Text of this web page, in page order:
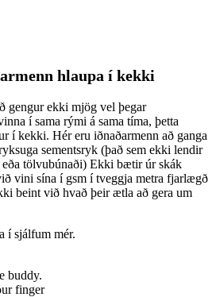
hlaupa í kekki
gengur ekki mjög vel þegar
í sama rými á sama tíma, þetta
í kekki. Hér eru iðnaðarmenn að ganga
sementsryk (það sem ekki lendir
eða tölvubúnaði) Ekki bætir úr skák
vini sína í gsm í tveggja metra fjarlægð
beint við hvað þeir ætla að gera um
í sjálfum mér.
buddy.
finger